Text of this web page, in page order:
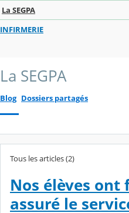
La SEGPA
INFIRMERIE
La SEGPA
Blog Dossiers partagés
Tous les articles (2)
Nos élèves
assuré le